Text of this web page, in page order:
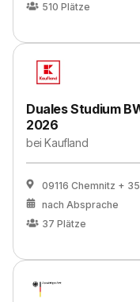
510 Plätze
Duales Studium
2026
beiKaufland
09116 Chemnitz +
nach Absprache
37 Plätze